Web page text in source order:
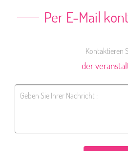
Per E-Mail
Kontaktieren
der